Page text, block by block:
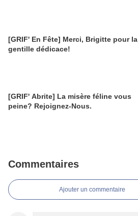
[GRIF' En Fête] Merci, Brigitte pour la
gentille dédicace!
[GRIF' Abrite] La misère féline vous
peine? Rejoignez-Nous.
Commentaires
Ajouter un commentaire